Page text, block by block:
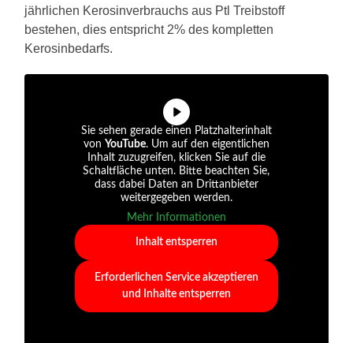
jährlichen Kerosinverbrauchs aus Ptl Treibstoff
bestehen, dies entspricht 2% des kompletten
Kerosinbedarfs.
Sie sehen gerade einen Platzhalterinhalt
von YouTube. Um auf den eigentlichen
Inhalt zuzugreifen, klicken Sie auf die
Schaltfläche unten. Bitte beachten Sie,
dass dabei Daten an Drittanbieter
weitergegeben werden.
Mehr Informationen
Inhalt entsperren
Erforderlichen Service akzeptieren
und Inhalte entsperren